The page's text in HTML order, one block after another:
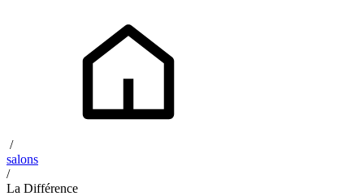
/
salons
/
La Différence